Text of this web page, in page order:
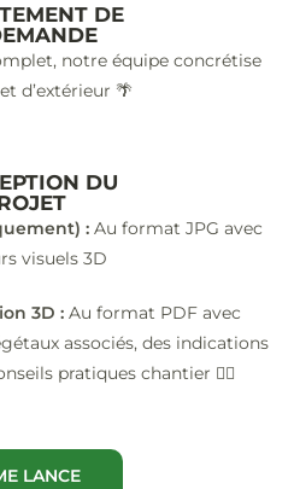
DE
notre équipe concrétise
d’extérieur 🌴
DU
: Au format JPG avec
visuels 3D
3D :Au format PDF avec
associés, des indications
pratiques chantier 👷‍♂️
LANCE